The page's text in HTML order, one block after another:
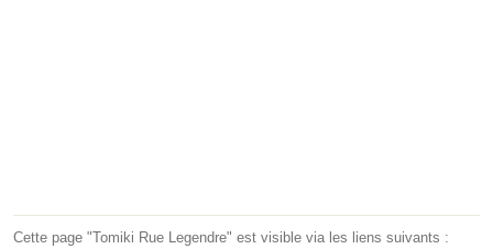
Cette page "Tomiki Rue Legendre" est visible via les liens suivants :